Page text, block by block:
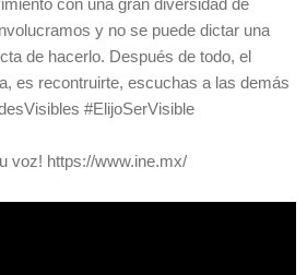
con una gran diversidad de
y no se puede dictar una
de hacerlo. Después de todo, el
es recontruirte, escuchas a las demás
#ElijoSerVisible
voz! https://www.ine.mx/